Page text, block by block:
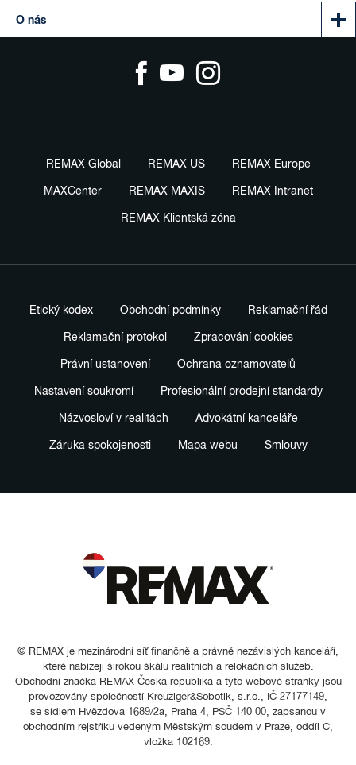
O nás
REMAX Global REMAX US REMAX Europe
MAXCenter REMAX MAXIS REMAX Intranet
REMAX Klientská zóna
Etický kodex Obchodní podmínky Reklamační řád
Reklamační protokol Zpracování cookies
Právní ustanovení Ochrana oznamovatelů
Nastavení soukromí Profesionální prodejní standardy
Názvosloví v realitách Advokátní kanceláře
Záruka spokojenosti Mapa webu Smlouvy
© REMAX je mezinárodní síť finančně a právně nezávislých kanceláří,
které nabízejí širokou škálu realitních a relokačních služeb.
Obchodní značka REMAX Česká republika a tyto webové stránky jsou
provozovány společností Kreuziger&Sobotik, s.r.o., IČ 27177149,
se sídlem Hvězdova 1689/2a, Praha 4, PSČ 140 00, zapsanou v
obchodním rejstříku vedeným Městským soudem v Praze, oddíl C,
vložka 102169.